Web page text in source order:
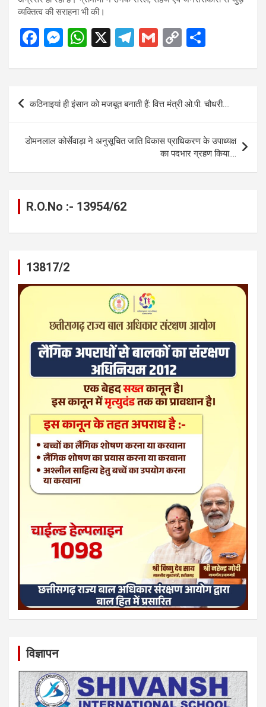
व्यक्तित्व की सराहना भी की।
F
ce
b
o
o
k
M
se
n
g
er
W
at
s
A
p
p
X
T
e
gr
a
m
G
ail
C
py
Li
n
k
ar
e
Post
navigation
कठिनाइयां ही इंसान को मजबूत बनाती हैं: वित्त मंत्री ओ.पी. चौधरी….
डोमनलाल कोर्सेवाड़ा ने अनुसूचित जाति विकास प्राधिकरण के उपाध्यक्ष
का पदभार ग्रहण किया….
R.O.No :- 13954/62
13817/2
विज्ञापन